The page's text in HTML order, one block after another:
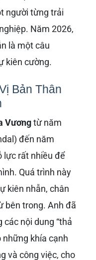
người từng trải
Năm 2026,
là một câu
kiên cường.
Bản Thân
Vươngtừ năm
đến năm
lực rất nhiều để
Quá trình này
kiên nhẫn, chân
bên trong. Anh đã
nội dung “thả
những khía cạnh
và công việc, cho